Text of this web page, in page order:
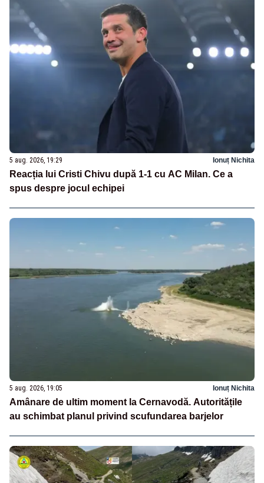
5 aug. 2026, 19:29 Ionuț Nichita
Reacția lui Cristi Chivu după 1-1 cu AC Milan. Ce a
spus despre jocul echipei
5 aug. 2026, 19:05 Ionuț Nichita
Amânare de ultim moment la Cernavodă. Autoritățile
au schimbat planul privind scufundarea barjelor